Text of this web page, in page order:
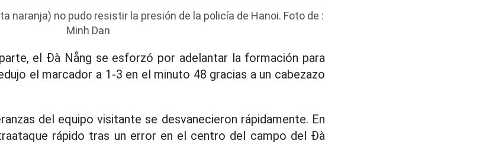
naranja) no pudo resistir la presión de la policía de Hanoi. Foto de :
Minh Dan
el Đà Nẵng se esforzó por adelantar la formación para
el marcador a 1-3 en el minuto 48 gracias a un cabezazo
del equipo visitante se desvanecieron rápidamente. En
rápido tras un error en el centro del campo del Đà